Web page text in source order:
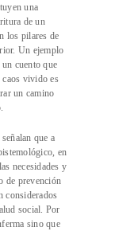
una
de un
los pilares de
Un ejemplo
cuento que
vivido es
un camino
que a
en
necesidades y
de prevención
considerados
social. Por
sino que